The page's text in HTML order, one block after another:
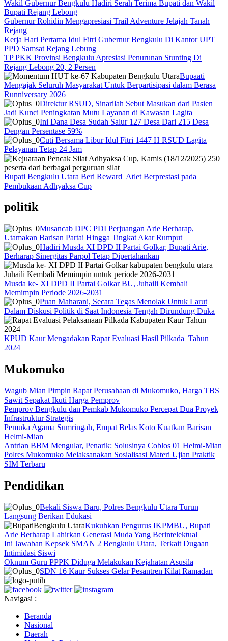
Wakil Gubernur Bengkulu Hadiri Serah Terima Bupati dan Wakil
Bupati Rejang Lebong
Gubernur Rohidin Mengapresiasi Trail Adventure Jelajah Tanah
Rejang
Kerja Hari Pertama Idul Fitri Gubernur Bengkulu Di Kantor UPT
PPD Samsat Rejang Lebung
TP PKK Provinsi Bengkulu Apresiasi Penurunan Stunting Di
Rejang Lebong 20, 2 Persen
Bupaati
Mengajak Seluruh Masyarakat Untuk Berpartisipasi dalam Berasa
Runniversary 2026
Direktur RSUD, Sinarilah Sebut Masukan dari Pasien
Jadi Kunci Peningkatan Mutu Layanan di Kawasan Lagita
Ini Dana Desa Sudah Salur 127 Desa Dari 215 Desa
Dengan Persentase 59%
Cuti Bersama Libur Idul Fitri 1447 H RSUD Lagita
Pelayanan Tetap 24 Jam
Bupati Bengkulu Utara Beri Reward Atlet Berprestasi pada
Pembukaan Adhyaksa Cup
politik
Musancab DPC PDI Perjuangan Arie Berharap,
Utamakan Barisan Partai Hingga Tingkat Akar Rumput
Hadiri Musda XI DPD II Partai Golkar, Bupati Arie,
Berharap Sinergitas Parpol Tetap Dipertahankan
Musda ke- XI DPD II Partai Golkar BU, Juhaili Kembali
Memimpin Periode 2026-2031
Puan Maharani, Secara Tegas Menolak Untuk Larut
Dalam Diskusi Politik di Saat Indonesia Tengah Dirundung Duka
KPUD Kaur Mengadakan Rapat Evaluasi Hasil Pilkada Tahun
2024
Mukomuko
Wagub Mian Pimpin Rapat Perusahaan di Mukomuko, Harga TBS
Sawit Sepakat Ikuti Harga Pemprov
Pemprov Bengkulu dan Pemkab Mukomuko Percepat Dua Proyek
Infrastruktur Strategis
Pemuka Agama Sumringah, Empat Belas Koto Kuatkan Barisan
Helmi-Mian
Antrian BBM Mengular, Penarik: Solusinya Coblos 01 Helmi-Mian
Polres Mukomuko Melaksanakan Sosialisasi Materi Ujian Praktik
SIM Terbaru
Pendidikan
Bekali Siswa Baru, Polres Bengkulu Utara Turun
Langsung Berikan Edukasi
Kukuhkan Pengurus IKPMBU, Bupati
Arie Berharap Lahirkan Generasi Muda Yang Berintelektual
Ini Jawaban Kepsek SMAN 2 Bengkulu Utara, Terkait Dugaan
Intimidasi Siswi
Oknum Guru PPPK Diduga Melakukan Kejahatan Asusila
SDN 16 Kaur Sukses Gelar Pesantren Kilat Ramadan
Navigasi :
Beranda
Nasional
Daerah